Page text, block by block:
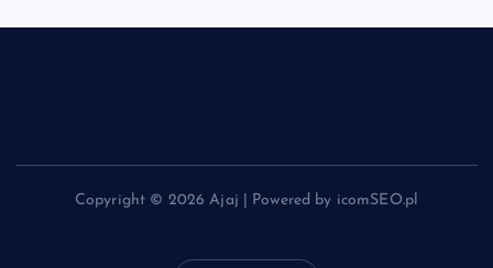
Copyright © 2026 Ajaj | Powered by icomSEO.pl